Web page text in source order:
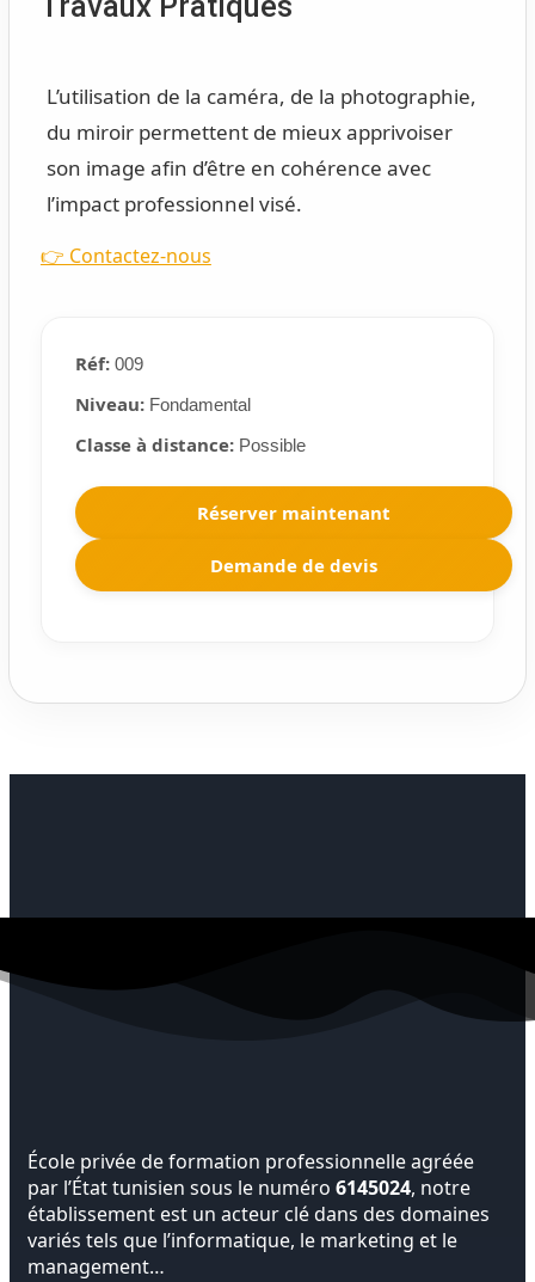
L’utilisation de la caméra, de la photographie,
du miroir permettent de mieux apprivoiser
son image afin d’être en cohérence avec
l’impact professionnel visé.
👉 Contactez-nous
Réf:009
Niveau:Fondamental
Classe à distance:Possible
Réserver maintenant
Demande de devis
École privée de formation professionnelle agréée
par l’État tunisien sous le numéro 6145024, notre
établissement est un acteur clé dans des domaines
variés tels que l’informatique, le marketing et le
management…